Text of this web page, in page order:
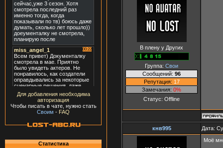
Для добавления необходима
авторизация
Чтобы писать в чате, нужно стать
Своим - FAQ
Статистика
В плену у Других
Группа: Свои
Сообщений: 96
Репутация: 17
Замечания: 0%
Статус: Offline
кнв995 Дата:
Моё